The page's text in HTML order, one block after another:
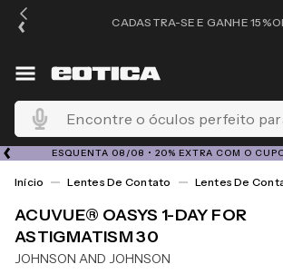
CADASTRA-SE E GANHE
Encontre o óculos perfeito para você
ESQUENTA 08/08 • 20% EXTRA COM O
Lentes De Contato Lentes De
ACUVUE® OASYS 1-DAY FOR
ASTIGMATISM 30
JOHNSON AND JOHNSON